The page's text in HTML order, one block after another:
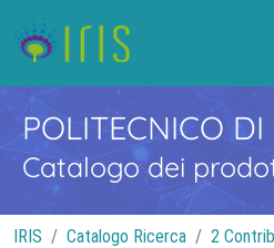
POLITECNICO DI
Catalogo dei
IRIS Catalogo Ricerca
2